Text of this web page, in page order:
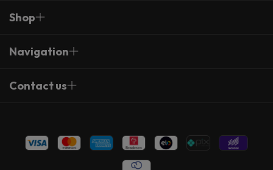
Shop
Navigation
Contact us